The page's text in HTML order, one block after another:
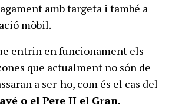
amb targeta i també a
mòbil.
entrin en funcionament els
que actualment no són de
a ser-ho, com és el cas del
o el Pere II el Gran.